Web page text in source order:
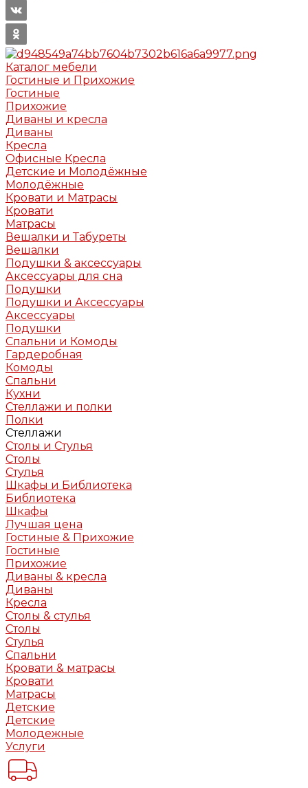
Каталог мебели
Гостиные и Прихожие
Гостиные
Прихожие
Диваны и кресла
Диваны
Кресла
Офисные Кресла
Детские и Молодёжные
Молодёжные
Кровати и Матрасы
Кровати
Матрасы
Вешалки и Табуреты
Вешалки
Подушки & аксессуары
Аксессуары для сна
Подушки
Подушки и Аксессуары
Аксессуары
Подушки
Спальни и Комоды
Гардеробная
Комоды
Спальни
Кухни
Стеллажи и полки
Полки
Стеллажи
Столы и Стулья
Столы
Стулья
Шкафы и Библиотека
Библиотека
Шкафы
Лучшая цена
Гостиные & Прихожие
Гостиные
Прихожие
Диваны & кресла
Диваны
Кресла
Столы & стулья
Столы
Стулья
Спальни
Кровати & матрасы
Кровати
Матрасы
Детские
Детские
Молодежные
Услуги